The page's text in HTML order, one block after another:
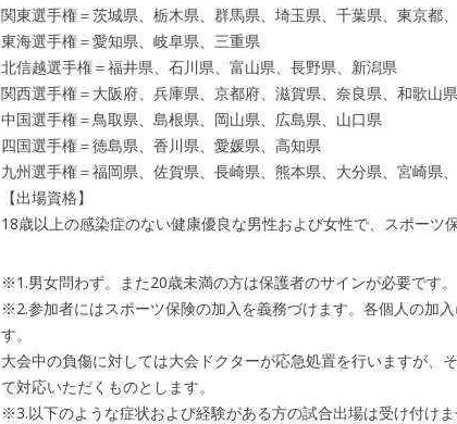
関東選手権＝茨城県、栃木県、群馬県、埼玉県、千葉県、東京都
東海選手権＝愛知県、岐阜県、三重県
北信越選手権＝福井県、石川県、富山県、長野県、新潟県
関西選手権＝大阪府、兵庫県、京都府、滋賀県、奈良県、和歌山県
中国選手権＝鳥取県、島根県、岡山県、広島県、山口県
四国選手権＝徳島県、香川県、愛媛県、高知県
九州選手権＝福岡県、佐賀県、長崎県、熊本県、大分県、宮崎県
【出場資格】
18歳以上の感染症のない健康優良な男性および女性で、スポーツ
※1.男女問わず。また20歳未満の方は保護者のサインが必要です。
※2.参加者にはスポーツ保険の加入を義務づけます。各個人の加
す。
大会中の負傷に対しては大会ドクターが応急処置を行いますが、
て対応いただくものとします。
※3.以下のような症状および経験がある方の試合出場は受け付け